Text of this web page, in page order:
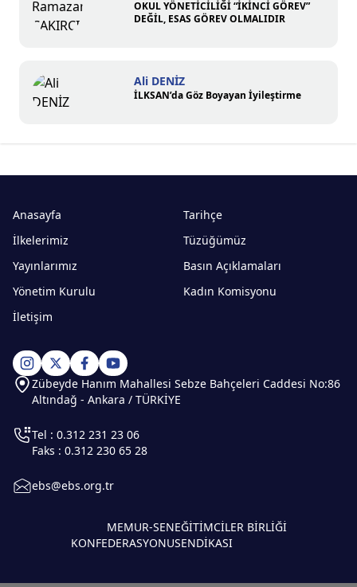
OKUL YÖNETİCİLİĞİ “İKİNCİ GÖREV”
DEĞİL, ESAS GÖREV OLMALIDIR
Ali DENİZ
İLKSAN’da Göz Boyayan İyileştirme
Anasayfa
Tarihçe
İlkelerimiz
Tüzüğümüz
Yayınlarımız
Basın Açıklamaları
Yönetim Kurulu
Kadın Komisyonu
İletişim
MEMUR-SEN
KONFEDERASYONU
EĞİTİMCİLER BİRLİĞİ
SENDİKASI
Zübeyde Hanım Mahallesi Sebze Bahçeleri Caddesi No:86
Altındağ - Ankara / TÜRKİYE
Tel : 0.312 231 23 06
Faks : 0.312 230 65 28
ebs@ebs.org.tr